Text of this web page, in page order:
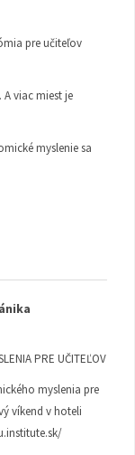
pre učiteľov
viac miest je
myslenie sa
PRE UČITEĽOV
myslenia pre
víkend v hoteli